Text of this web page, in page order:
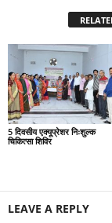
5 दिवसीय एक्यूप्रेशर निःशुल्क
चिकित्सा शिविर
LEAVE A REPLY